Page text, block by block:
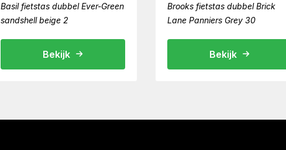
Basil fietstas dubbel Ever-Green
sandshell beige 2
Bekijk
Brooks fietstas dubbel Brick
Lane Panniers Grey 30
Bekijk